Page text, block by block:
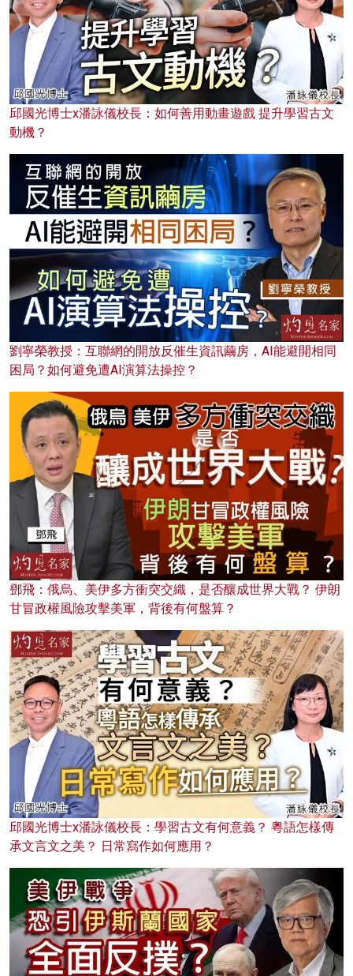
邱國光博士x潘詠儀校長：如何善用動畫遊戲 提升學習古文
動機？
劉寧榮教授：互聯網的開放反催生資訊繭房，AI能避開相同
困局？如何避免遭AI演算法操控？
鄧飛：俄烏、美伊多方衝突交織，是否釀成世界大戰？ 伊朗
甘冒政權風險攻擊美軍，背後有何盤算？
邱國光博士x潘詠儀校長：學習古文有何意義？ 粵語怎樣傳
承文言文之美？ 日常寫作如何應用？